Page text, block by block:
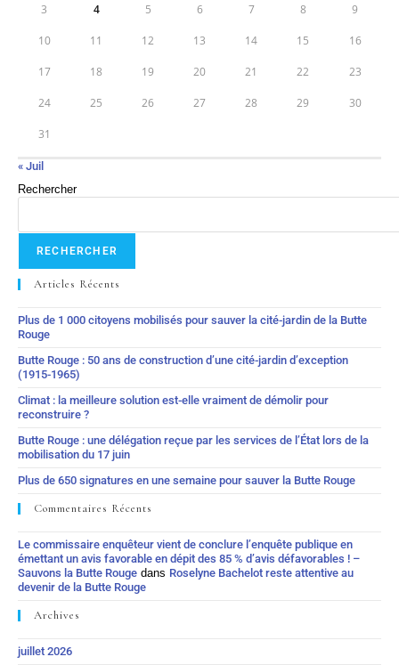
3 4 5 6 7 8 9
10 11 12 13 14 15 16
17 18 19 20 21 22 23
24 25 26 27 28 29 30
31
« Juil
Rechercher
RECHERCHER
Articles Récents
Plus de 1 000 citoyens mobilisés pour sauver la cité-jardin de la Butte
Rouge
Butte Rouge : 50 ans de construction d’une cité-jardin d’exception
(1915-1965)
Climat : la meilleure solution est-elle vraiment de démolir pour
reconstruire ?
Butte Rouge : une délégation reçue par les services de l’État lors de la
mobilisation du 17 juin
Plus de 650 signatures en une semaine pour sauver la Butte Rouge
Commentaires Récents
Le commissaire enquêteur vient de conclure l’enquête publique en
émettant un avis favorable en dépit des 85 % d’avis défavorables ! –
Sauvons la Butte Rouge dans Roselyne Bachelot reste attentive au
devenir de la Butte Rouge
Archives
juillet 2026